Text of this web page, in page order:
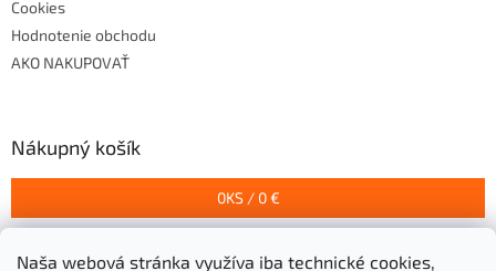
Naša webová stránka využíva iba technické cookies,
Cookies
Hodnotenie obchodu
AKO NAKUPOVAŤ
Nákupný košík
0KS / 0 €